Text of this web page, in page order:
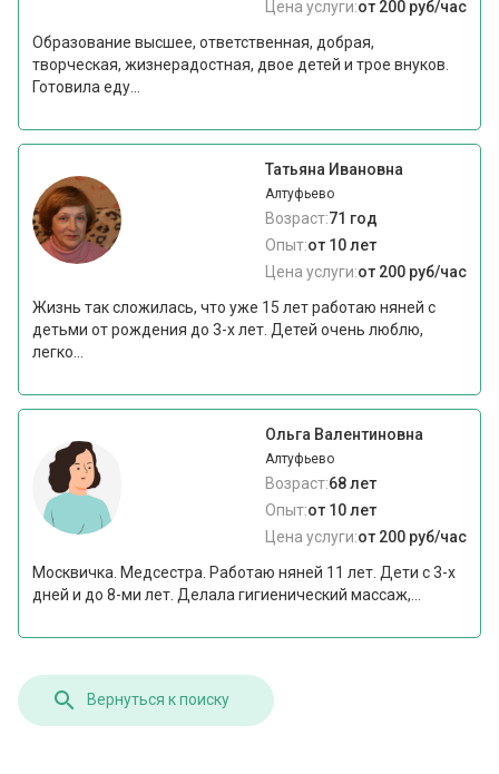
Цена услуги:от 200 руб/час
Образование высшее, ответственная, добрая,
творческая, жизнерадостная, двое детей и трое внуков.
Готовила еду...
Татьяна Ивановна
Алтуфьево
Возраст:71 год
Опыт:от 10 лет
Цена услуги:от 200 руб/час
Жизнь так сложилась, что уже 15 лет работаю няней с
детьми от рождения до 3-х лет. Детей очень люблю,
легко...
Ольга Валентиновна
Алтуфьево
Возраст:68 лет
Опыт:от 10 лет
Цена услуги:от 200 руб/час
Москвичка. Медсестра. Работаю няней 11 лет. Дети с 3-х
дней и до 8-ми лет. Делала гигиенический массаж,...
Вернуться к поиску